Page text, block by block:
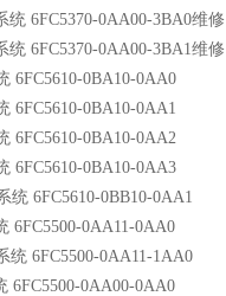
统 6FC5370-0AA00-3BA0维修
统 6FC5370-0AA00-3BA1维修
6FC5610-0BA10-0AA0
6FC5610-0BA10-0AA1
6FC5610-0BA10-0AA2
6FC5610-0BA10-0AA3
统 6FC5610-0BB10-0AA1
6FC5500-0AA11-0AA0
统 6FC5500-0AA11-1AA0
6FC5500-0AA00-0AA0